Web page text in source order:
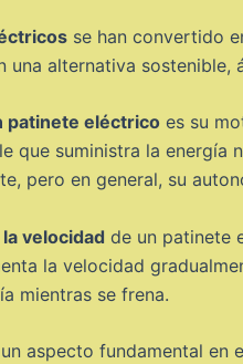
se han convertido
una alternativa sostenible,
patinete eléctrico es su
que suministra la energía
pero en general, su
velocidad de un patinete
la velocidad
mientras se frena.
aspecto fundamental en